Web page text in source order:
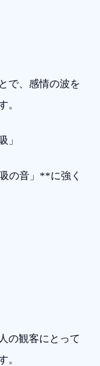
で、感情の波を
。
」
の音」**に強く
の観客にとって
。